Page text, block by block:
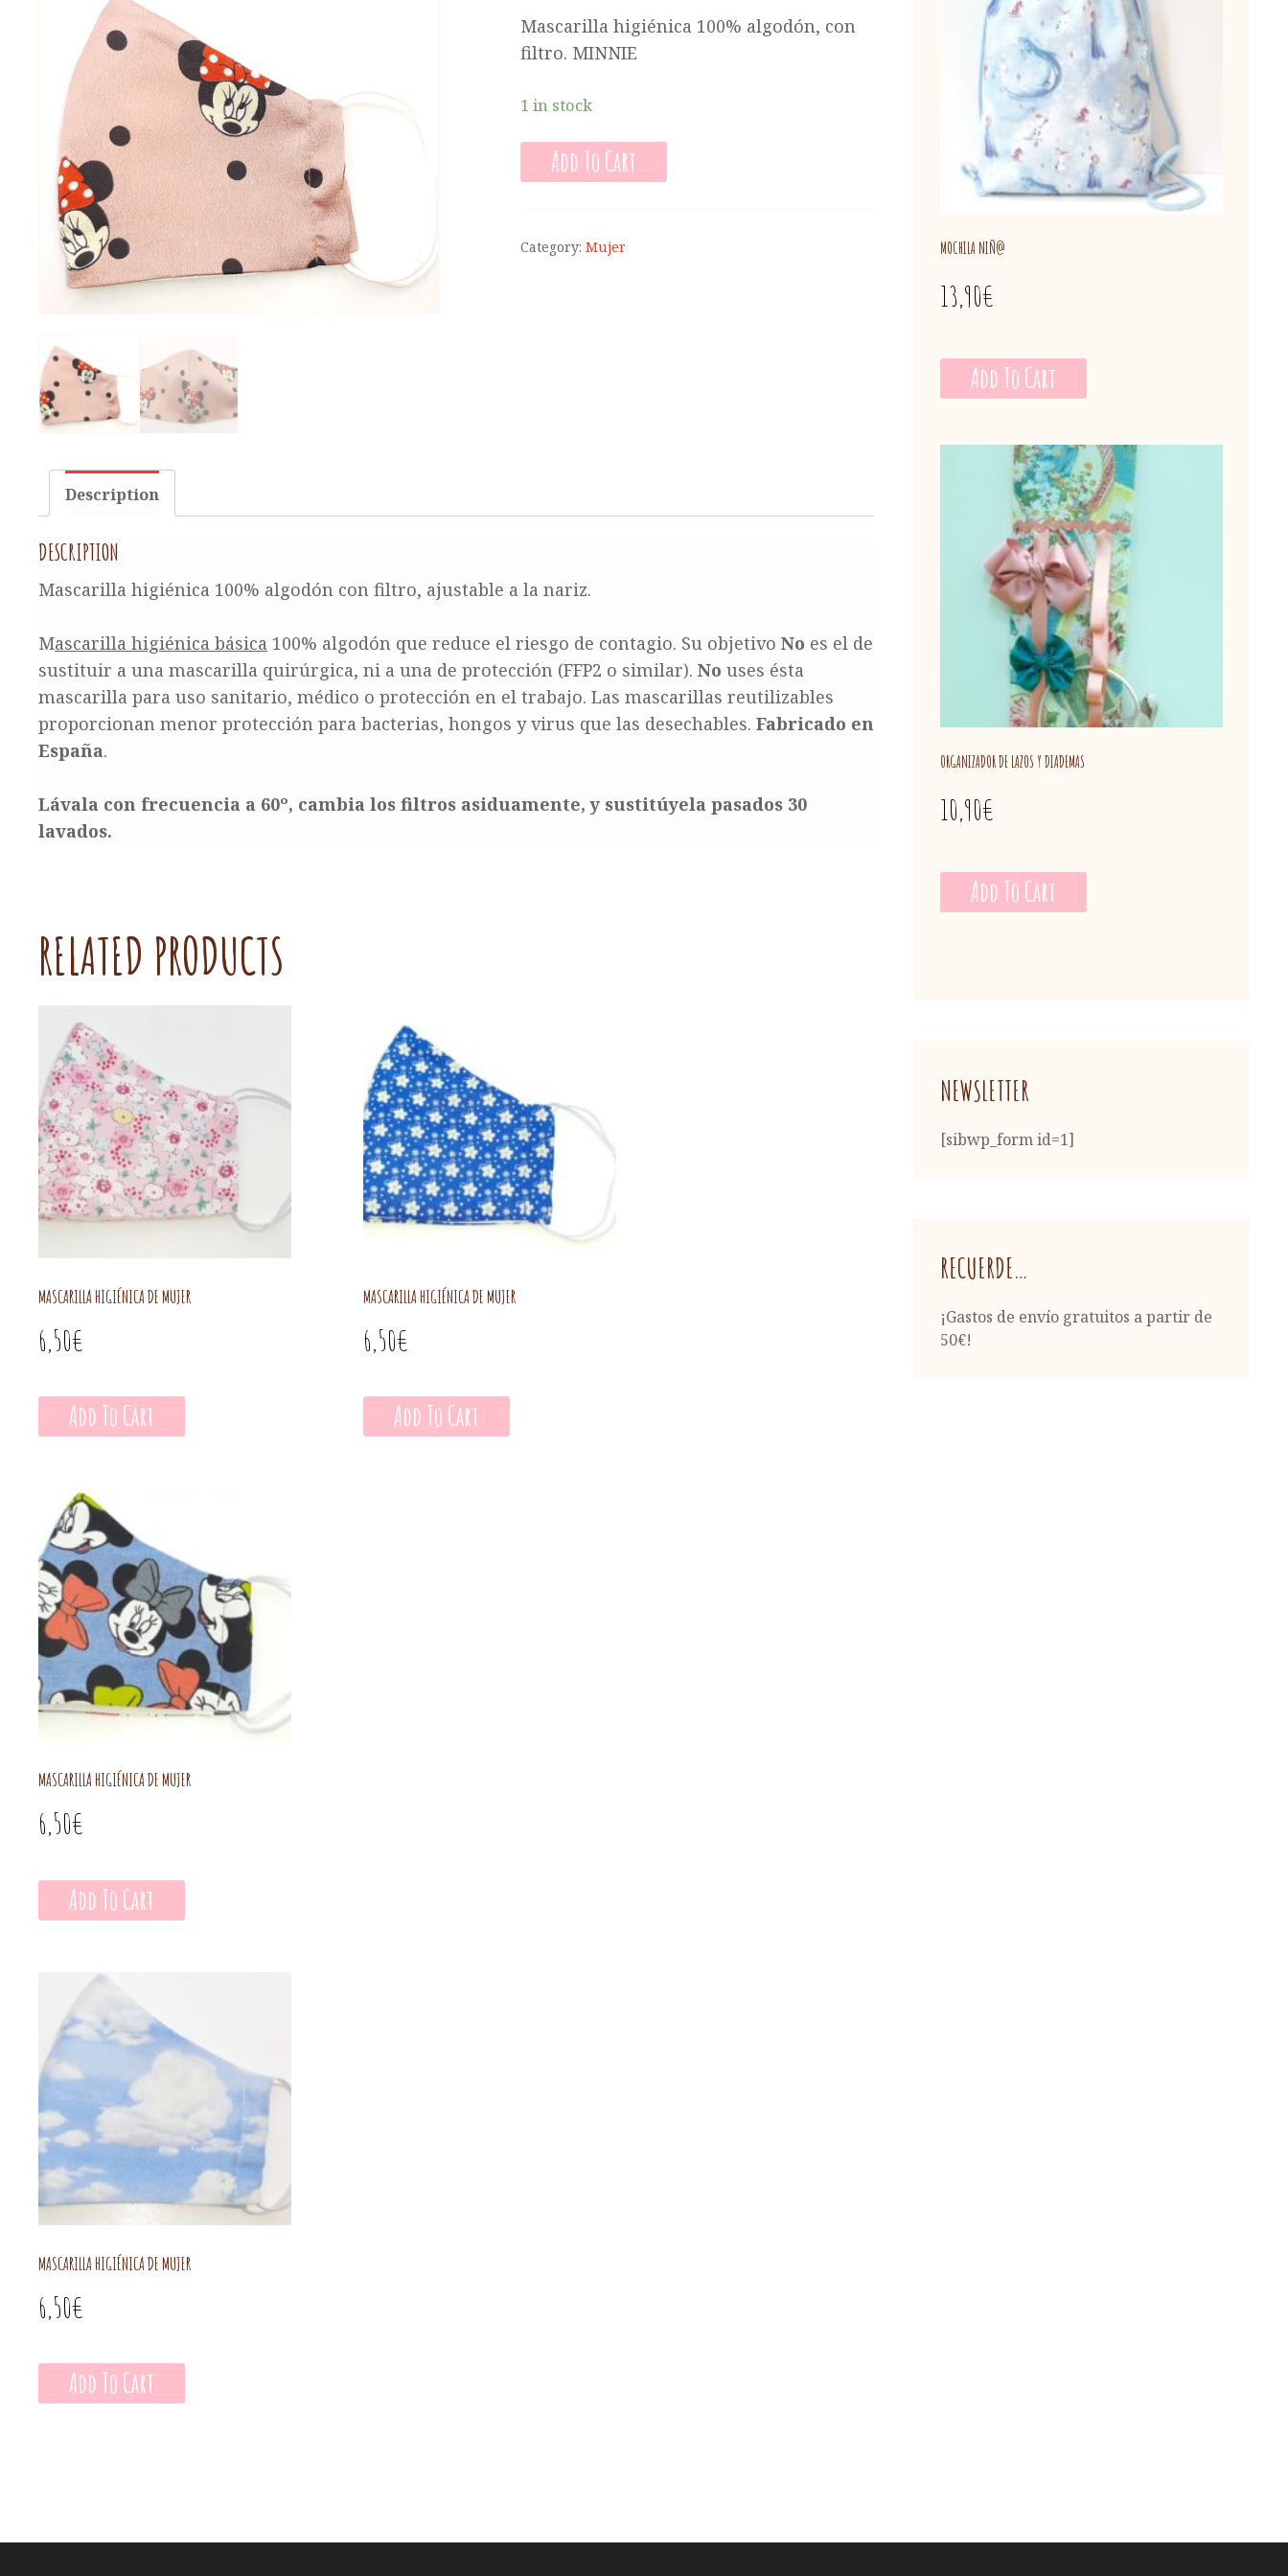
Mascarilla higiénica 100% algodón, con
filtro. MINNIE
1 in stock
Add To Cart
Category:Mujer
Description
DESCRIPTION
Mascarilla higiénica 100% algodón con filtro, ajustable a la nariz.
Mascarilla higiénica básica 100% algodón que reduce el riesgo de contagio. Su objetivo No es el de
sustituir a una mascarilla quirúrgica, ni a una de protección (FFP2 o similar). No uses ésta
mascarilla para uso sanitario, médico o protección en el trabajo. Las mascarillas reutilizables
proporcionan menor protección para bacterias, hongos y virus que las desechables. Fabricado en
España.
Lávala con frecuencia a 60º, cambia los filtros asiduamente, y sustitúyela pasados 30
lavados.
RELATED PRODUCTS
MASCARILLA HIGIÉNICA DE MUJER
6,50€
Add To Cart
MASCARILLA HIGIÉNICA DE MUJER
6,50€
Add To Cart
MASCARILLA HIGIÉNICA DE MUJER
6,50€
Add To Cart
MASCARILLA HIGIÉNICA DE MUJER
6,50€
Add To Cart
MOCHILA NIÑ@
13,90€
Add To Cart
ORGANIZADOR DE LAZOS Y DIADEMAS
10,90€
Add To Cart
NEWSLETTER
[sibwp_form id=1]
RECUERDE…
¡Gastos de envío gratuitos a partir de
50€!